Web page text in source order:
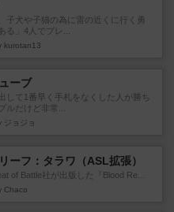
子犬や子猫の為に雷の近くに行く勇
る」4人でプレ...
kurotan13
ーブ
して1番早く手札をなくした人が勝ち
ルだけど非常...
ジョジョ
ーフ：タラワ（ASL拡張）
of Battle社が出版した『Blood Re...
Chaco